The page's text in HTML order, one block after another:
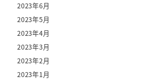
2023年6月
2023年5月
2023年4月
2023年3月
2023年2月
2023年1月